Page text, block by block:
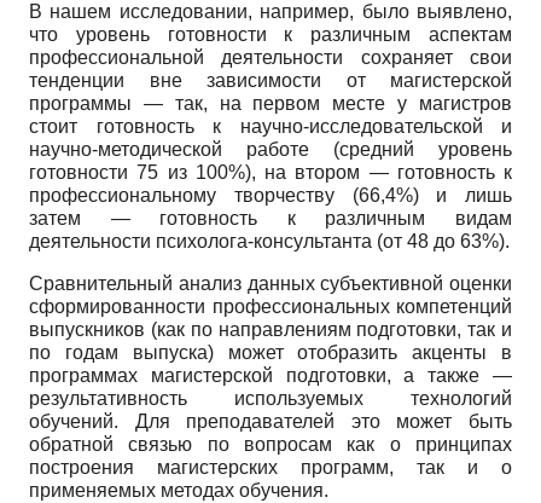
В нашем исследовании, например, было выявлено,
что уровень готовности к различным аспектам
профессиональной деятельности сохраняет свои
тенденции вне зависимости от магистерской
программы — так, на первом месте у магистров
стоит готовность к научно-исследовательской и
научно-методической работе (средний уровень
готовности 75 из 100%), на втором — готовность к
профессиональному творчеству (66,4%) и лишь
затем — готовность к различным видам
деятельности психолога-консультанта (от 48 до 63%).
Сравнительный анализ данных субъективной оценки
сформированности профессиональных компетен­ций
выпускников (как по направлениям подготовки, так и
по годам выпуска) может отобразить акценты в
программах магистерской подготовки, а также —
результативность используемых технологий
обучений. Для преподавателей это может быть
обратной связью по вопросам как о принципах
построения магистерских программ, так и о
применяемых методах обучения.